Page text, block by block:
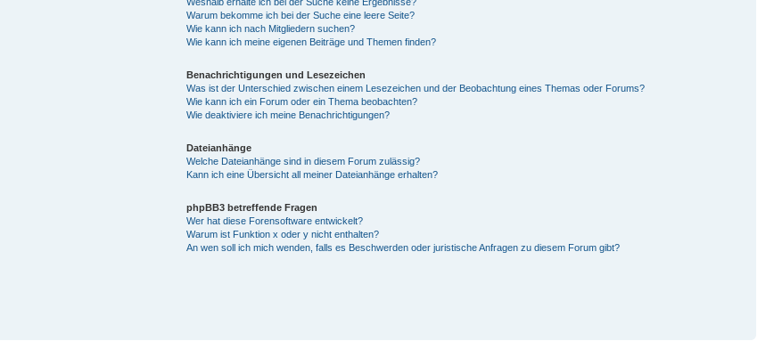
Warum bekomme ich bei der Suche eine leere Seite?
Wie kann ich nach Mitgliedern suchen?
Wie kann ich meine eigenen Beiträge und Themen finden?
Benachrichtigungen und Lesezeichen
Was ist der Unterschied zwischen einem Lesezeichen und der Beobachtung eines Themas oder Forums?
Wie kann ich ein Forum oder ein Thema beobachten?
Wie deaktiviere ich meine Benachrichtigungen?
Dateianhänge
Welche Dateianhänge sind in diesem Forum zulässig?
Kann ich eine Übersicht all meiner Dateianhänge erhalten?
phpBB3 betreffende Fragen
Wer hat diese Forensoftware entwickelt?
Warum ist Funktion x oder y nicht enthalten?
An wen soll ich mich wenden, falls es Beschwerden oder juristische Anfragen zu diesem Forum gibt?